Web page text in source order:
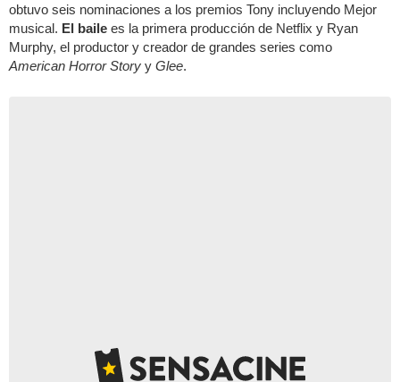
obtuvo seis nominaciones a los premios Tony incluyendo Mejor
musical. El baile es la primera producción de Netflix y Ryan
Murphy, el productor y creador de grandes series como
American Horror Story y Glee.